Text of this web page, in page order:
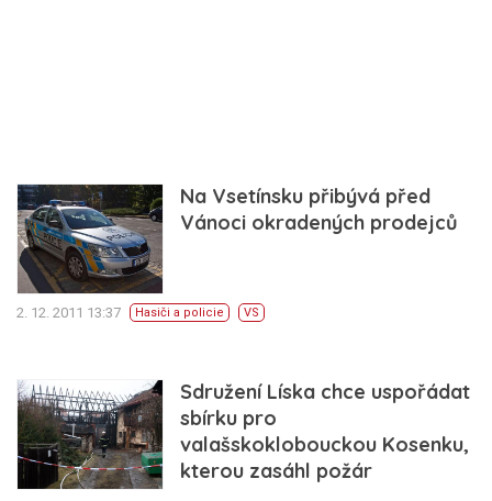
Na Vsetínsku přibývá před
Vánoci okradených prodejců
2. 12. 2011 13:37 Hasiči a policie VS
Sdružení Líska chce uspořádat
sbírku pro
valašskoklobouckou Kosenku,
kterou zasáhl požár